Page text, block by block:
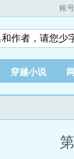
账
穿越小说